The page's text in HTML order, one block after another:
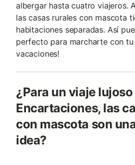
albergar hasta cuatro viajeros.
las casas rurales con mascota
habitaciones separadas. Así
perfecto para marcharte con
vacaciones!
¿Para un viaje lujoso
Encartaciones, las
con mascota son
idea?